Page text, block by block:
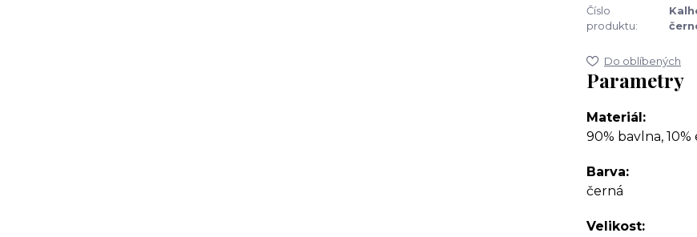
Číslo
produktu:
Do oblíbených
Parametry
Materiál
90% bavlna, 10%
Barva
černá
Velikost